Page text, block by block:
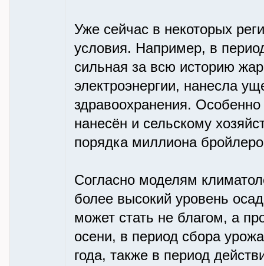
Уже сейчас в некоторых
условия. Например, в
сильная за всю историю
электроэнергии, нанесла
здравоохранения.
нанесён и сельскому
порядка миллиона
Согласно моделям
более высокий уровень
может стать не благом, а
осени, в период сбора
года, также в период